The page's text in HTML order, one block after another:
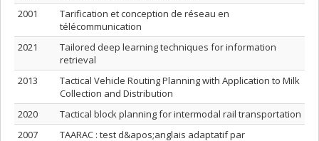
2001
Tarification et conception de réseau en
télécommunication
2021
Tailored deep learning techniques for information
retrieval
2013
Tactical Vehicle Routing Planning with Application to Milk
Collection and Distribution
2020
Tactical block planning for intermodal rail transportation
2007
TAARAC : test d&apos;anglais adaptatif par